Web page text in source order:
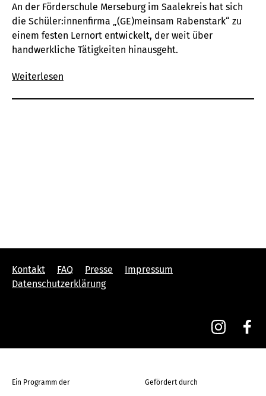
An der Förderschule Merseburg im Saalekreis hat sich
die Schüler:innenfirma
„(GE)meinsam Rabenstark“ zu
einem festen Lernort entwickelt, der weit über
handwerkliche Tätigkeiten hinausgeht.
Weiterlesen
Kontakt FAQ Presse
Impressum
Datenschutzerklärung
Ein Programm der Gefördert durch